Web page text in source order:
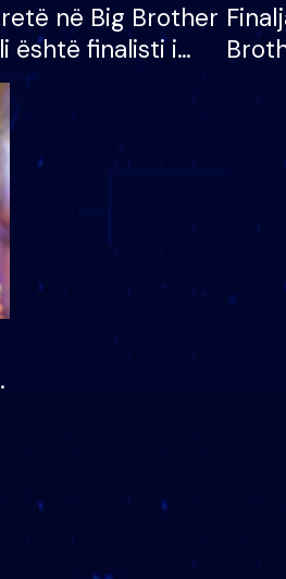
në Big Brother
është finalisti i
lë shtëpinë
të